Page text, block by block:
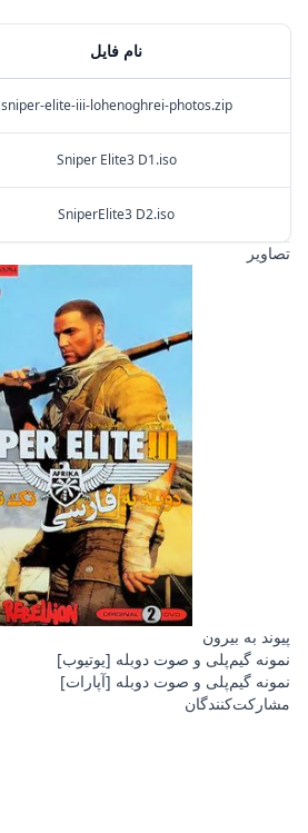
نام فایل
sniper-elite-iii-lohenoghrei-photos.zip
Sniper Elite3 D1.iso
SniperElite3 D2.iso
تصاویر
پیوند به بیرون
نمونه گیم‌پلی و صوت دوبله [یوتیوب]
نمونه گیم‌پلی و صوت دوبله [آپارات]
مشارکت‌کنندگان